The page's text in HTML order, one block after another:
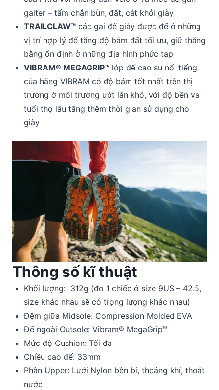
gaiter – tấm chắn bùn, đất, cát khỏi giày
TRAILCLAW™ các gai đế giày được để ở những
vị trí hợp lý để tăng độ bám đất tối ưu, giữ thăng
bằng ổn định ở những địa hình phức tạp
VIBRAM® MEGAGRIP™ lớp đế cao su nổi tiếng
của hãng VIBRAM có độ bám tốt nhất trên thị
trường ở môi trường ướt lẫn khô, với độ bền và
tuổi thọ lâu tăng thêm thời gian sử dụng cho
giày
Thông số kĩ thuật
Khối lượng: 312g (đo 1 chiếc ở size 9US – 42.5,
size khác nhau sẽ có trọng lượng khác nhau)
Đệm giữa Midsole: Compression Molded EVA
Đế ngoài Outsole: Vibram® MegaGrip™
Mức độ Cushion: Tối đa
Chiều cao đế: 33mm
Phần Upper: Lưới Nylon bền bỉ, thoáng khí, thoát
nước